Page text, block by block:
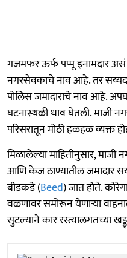
गजमफर ऊर्फ पप्पू इनामदार
नगरसेवकाचे नाव आहे. तर
पोलिस जमादाराचे नाव आहे.
घटनास्थळी धाव घेतली. माजी
परिसरातून मोठी हळहळ व्यक्त
मिळालेल्या माहितीनुसार,
आणि केज ठाण्यातील जमादार
बीडकडे (Beed) जात होते.
वळणावर समोरून येणाऱ्या
सुटल्याने कार रस्त्यालगतच्या